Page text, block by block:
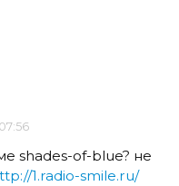
shades-of-blue? не
1.radio-smile.ru/